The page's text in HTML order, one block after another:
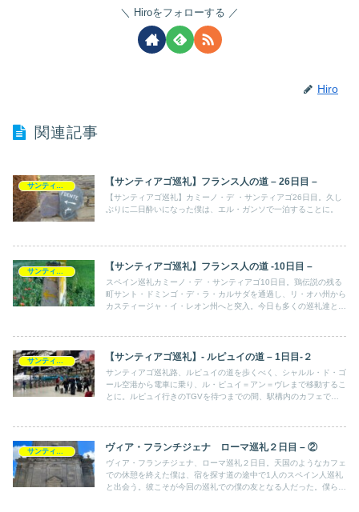
Hiroをフォローする
Hiro
関連記事
サンティアゴ巡礼記 【サンティアゴ巡礼】フランス人の道 – 26日目 –
【サンティアゴ巡礼】カミーノ・デ ・サンティアゴ26日目。久し
ぶりに二日酔いになった僕は、エル・ガンソで一泊することに。
【サンティアゴ巡礼】フランス人の道 -10日目 –
スペイン巡礼カミーノ・デ ・サンティアゴ10日目。鶏伝説の残る
町サント・ドミンゴ・デ・ラ・カルサダを通過し、リ・オハ州から
カスティージャ・イ・レオン州へと突入。今日も多くの巡礼達との
サンティアゴ巡礼記 【サンティアゴ巡礼】- ルピュイの道 – 1日目-２
サンティアゴ巡礼路、ルピュイの道を歩くべく、シャルル・ド・ゴ
ール空港から電車に乗り、ル・ピュイ＝アン＝ヴレまで移動するこ
とに。ルピュイ行きのTGVを待つまでの間、駅構内のカフェで一
サンティアゴ巡礼記 ヴィア・フランチジェナ ローマ巡礼２日目 – ②
ヴィア・フランチジェナ、ローマ巡礼２日目。天国のようなカフェ
での休憩を終えた僕は、宿を探す道の途中で1人のスペイン人巡礼
と出会う。彼こそが今回の巡礼での僕の友となる人だった。僕らは